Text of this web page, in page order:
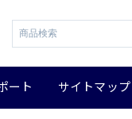
ート サイトマップ